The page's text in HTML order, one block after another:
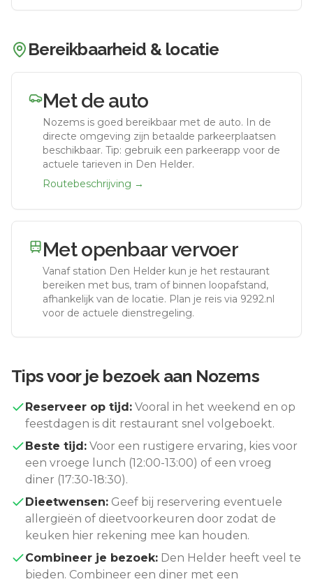
Bereikbaarheid & locatie
Met de auto
Nozems is goed bereikbaar met de auto. In de
directe omgeving zijn betaalde parkeerplaatsen
beschikbaar. Tip: gebruik een parkeerapp voor de
actuele tarieven in Den Helder.
Routebeschrijving →
Met openbaar vervoer
Vanaf station Den Helder kun je het restaurant
bereiken met bus, tram of binnen loopafstand,
afhankelijk van de locatie. Plan je reis via 9292.nl
voor de actuele dienstregeling.
Tips voor je bezoek aan Nozems
Reserveer op tijd: Vooral in het weekend en op
feestdagen is dit restaurant snel volgeboekt.
Beste tijd: Voor een rustigere ervaring, kies voor
een vroege lunch (12:00-13:00) of een vroeg
diner (17:30-18:30).
Dieetwensen: Geef bij reservering eventuele
allergieën of dieetvoorkeuren door zodat de
keuken hier rekening mee kan houden.
Combineer je bezoek: Den Helder heeft veel te
bieden. Combineer een diner met een